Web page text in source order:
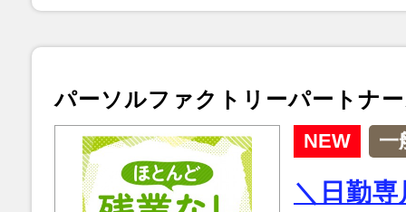
パーソルファクトリーパートナ
NEW 一
＼日勤